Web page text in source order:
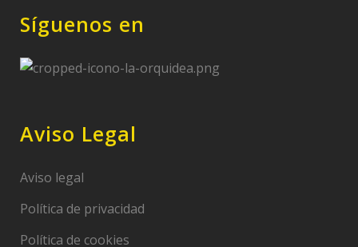
Síguenos en
Aviso Legal
Aviso legal
Política de privacidad
Política de cookies